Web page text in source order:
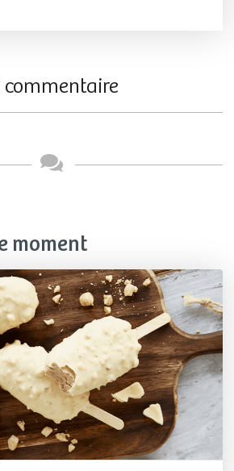
commentaire
moment